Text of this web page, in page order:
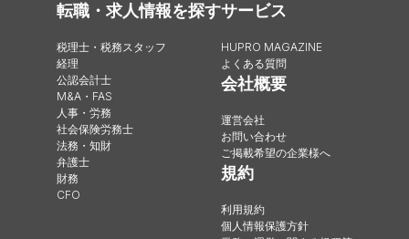
転職・求人情報を探す
税理士・税務スタッフ
経理
公認会計士
M&A・FAS
人事・労務
社会保険労務士
法務・知財
弁護士
財務
CFO
サービス
HUPRO MAGAZINE
よくある質問
会社概要
運営会社
お問い合わせ
ご掲載希望の企業様へ
規約
利用規約
個人情報保護方針